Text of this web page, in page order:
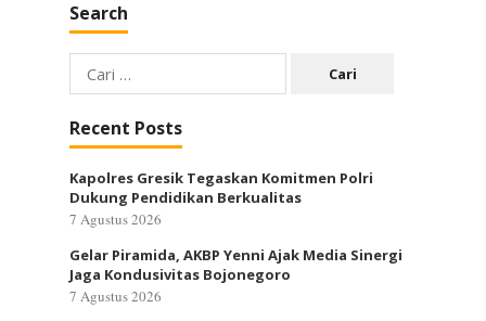
Search
Cari
untuk:
Recent Posts
Kapolres Gresik Tegaskan Komitmen Polri
Dukung Pendidikan Berkualitas
7 Agustus 2026
Gelar Piramida, AKBP Yenni Ajak Media Sinergi
Jaga Kondusivitas Bojonegoro
7 Agustus 2026